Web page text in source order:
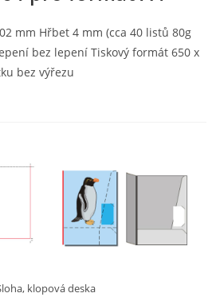
mm Hřbet 4 mm (cca 40 listů 80g
bez lepení Tiskový formát 650 x
bez výřezu
klopová deska